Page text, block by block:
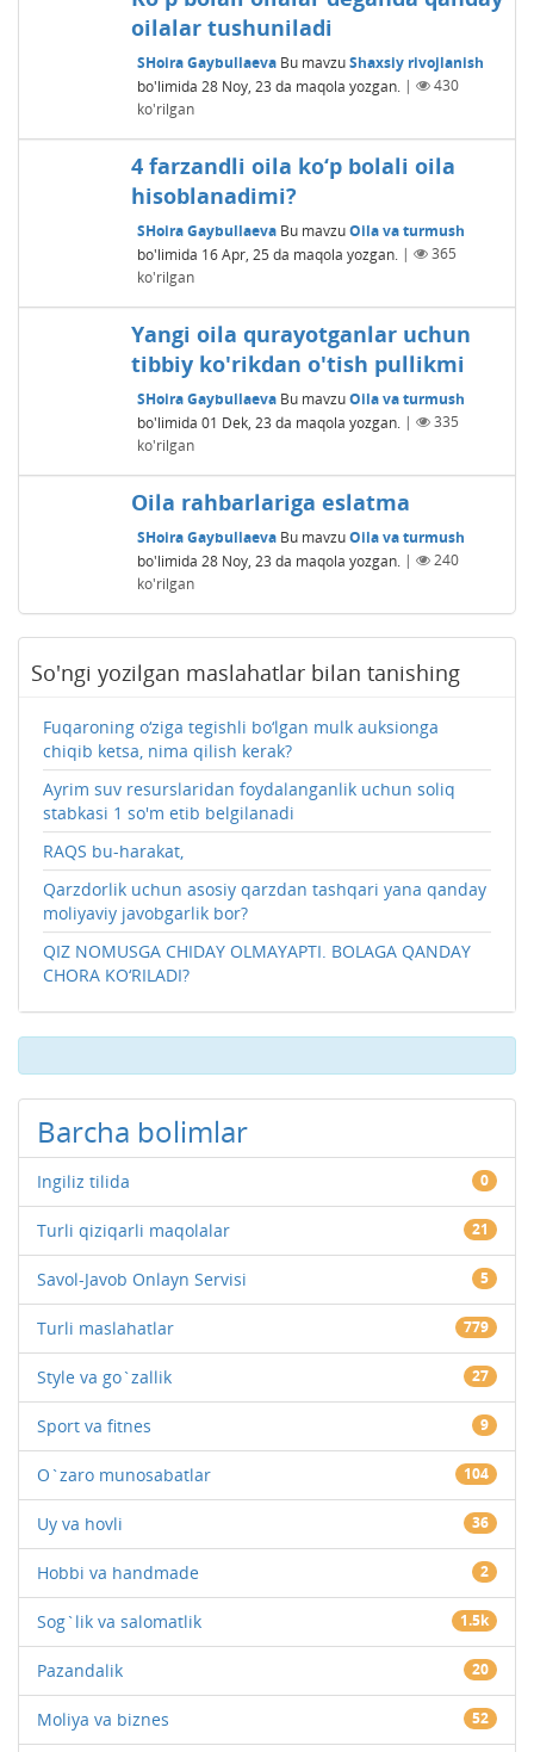
oilalar tushuniladi
SHoira Gaybullaeva Bu mavzuShaxsiy rivojlanish
bo'limida 28 Noy, 23 da maqola yozgan. |
430
ko'rilgan
4 farzandli oila ko‘p bolali oila
hisoblanadimi?
SHoira Gaybullaeva Bu mavzuOila va turmush
bo'limida 16 Apr, 25 da maqola yozgan. |
365
ko'rilgan
Yangi oila qurayotganlar uchun
tibbiy ko'rikdan o'tish pullikmi
SHoira Gaybullaeva Bu mavzuOila va turmush
bo'limida 01 Dek, 23 da maqola yozgan. |
335
ko'rilgan
Oila rahbarlariga eslatma
SHoira Gaybullaeva Bu mavzuOila va turmush
bo'limida 28 Noy, 23 da maqola yozgan. |
240
ko'rilgan
So'ngi yozilgan maslahatlar bilan tanishing
Fuqaroning o‘ziga tegishli bo‘lgan mulk auksionga
chiqib ketsa, nima qilish kerak?
Ayrim suv resurslaridan foydalanganlik uchun soliq
stabkasi 1 so'm etib belgilanadi
RAQS bu-harakat,
Qarzdorlik uchun asosiy qarzdan tashqari yana qanday
moliyaviy javobgarlik bor?
QIZ NOMUSGA CHIDAY OLMAYAPTI. BOLAGA QANDAY
CHORA KO‘RILADI?
Barcha bolimlar
Ingiliz tilida 0
Turli qiziqarli maqolalar 21
Savol-Javob Onlayn Servisi 5
Turli maslahatlar 779
Style va go`zallik 27
Sport va fitnes 9
O`zaro munosabatlar 104
Uy va hovli 36
Hobbi va handmade 2
Sog`lik va salomatlik 1.5k
Pazandalik 20
Moliya va biznes 52